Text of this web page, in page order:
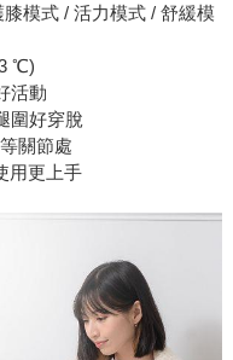
模式 / 活力模式 / 舒緩模
℃)
活動
圍好穿脫
關節處
用更上手